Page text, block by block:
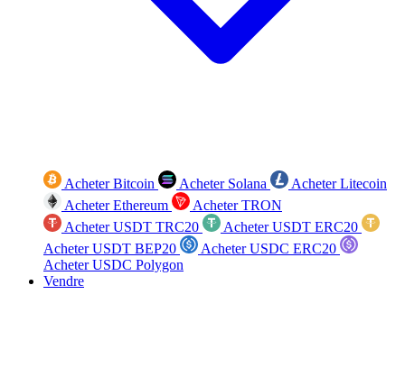
Acheter Bitcoin Acheter Solana
Acheter Litecoin
Acheter Ethereum
Acheter TRON
Acheter USDT TRC20
Acheter USDT ERC20
Acheter USDT BEP20
Acheter USDC ERC20
Acheter USDC Polygon
Vendre